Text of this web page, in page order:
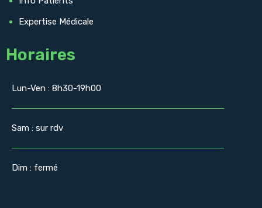
Expertise Médicale
Horaires
Lun-Ven : 8h30-19h00
Sam : sur rdv
Dim : fermé